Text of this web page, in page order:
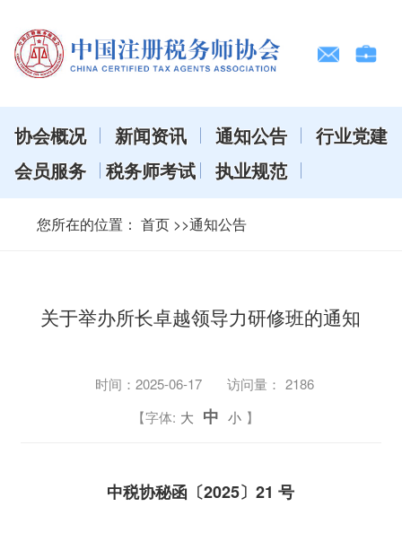
协会概况 新闻资讯 通知公告
行业党建
会员服务
税务师考试 执业规范
您所在的位置： 首页 >>通知公告
关于举办所长卓越领导力研修班的通知
时间：2025-06-17 访问量： 2186
【字体: 大 中 小 】
中税协秘函〔2025〕21 号